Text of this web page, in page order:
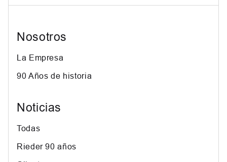
Nosotros
La Empresa
90 Años de historia
Noticias
Todas
Rieder 90 años